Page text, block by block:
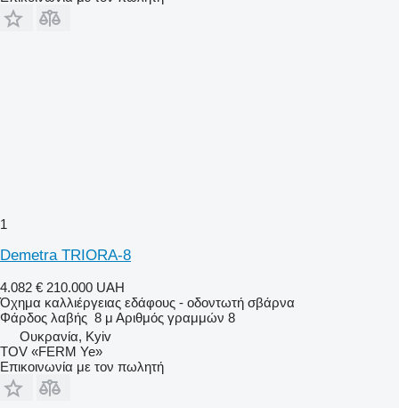
1
Demetra TRIORA-8
4.082 € 210.000 UAH
Όχημα καλλιέργειας εδάφους - οδοντωτή σβάρνα
Φάρδος λαβής 8 μ Αριθμός γραμμών 8
Ουκρανία, Kyiv
TOV «FERM Ye»
Επικοινωνία με τον πωλητή